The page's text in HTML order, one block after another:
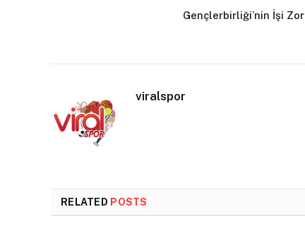
Gençlerbirliği’nin İşi Zor
viralspor
RELATED POSTS